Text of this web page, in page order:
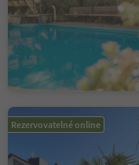
Rezervovatelné online